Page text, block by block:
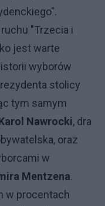
"Trzecia i
jest warte
wyborów
stolicy
tym samym
Nawrocki, dra
oraz
w
Mentzena.
w procentach